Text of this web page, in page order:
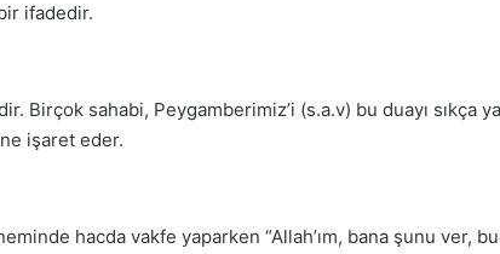
ifadedir.
Birçok sahabi, Peygamberimiz’i (s.a.v) bu duayı sıkça
işaret eder.
hacda vakfe yaparken “Allah’ım, bana şunu ver,